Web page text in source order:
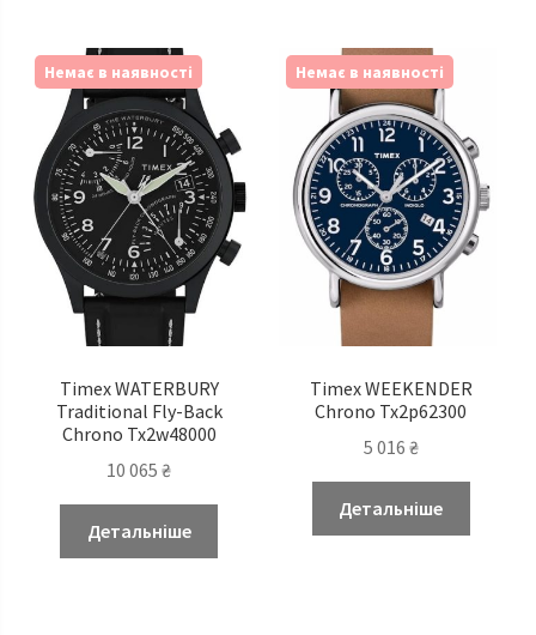
Немає в наявності
Timex WATERBURY
Traditional Fly-Back
Chrono Tx2w48000
10 065₴
Детальніше
Немає в наявності
Timex WEEKENDER
Chrono Tx2p62300
5 016 ₴
Детальніше